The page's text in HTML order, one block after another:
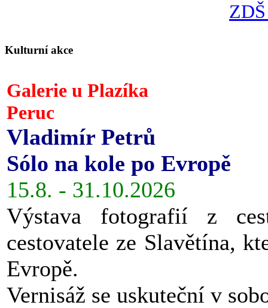
Kulturní akce
Galerie u Plazíka
Peruc
Vladimír Petrů
Sólo na kole po Evropě
15.8. - 31.10.2026
Výstava fotografií z
cestovatele ze Slavětína,
Evropě.
Vernisáž se uskuteční v